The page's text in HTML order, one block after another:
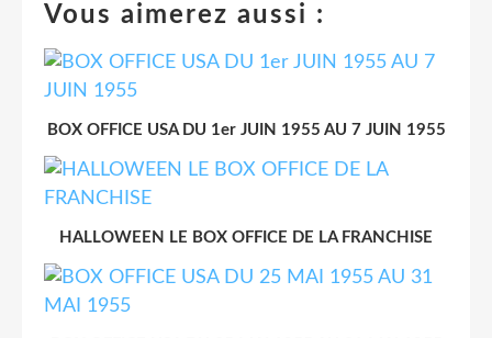
Vous aimerez aussi :
BOX OFFICE USA DU 1er JUIN 1955 AU 7 JUIN 1955
HALLOWEEN LE BOX OFFICE DE LA FRANCHISE